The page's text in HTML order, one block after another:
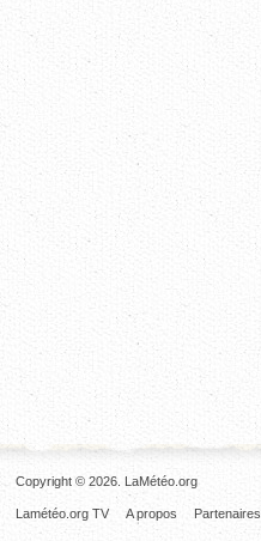
Copyright © 2026. LaMétéo.org
Partenaires
A propos
Lamétéo.org TV